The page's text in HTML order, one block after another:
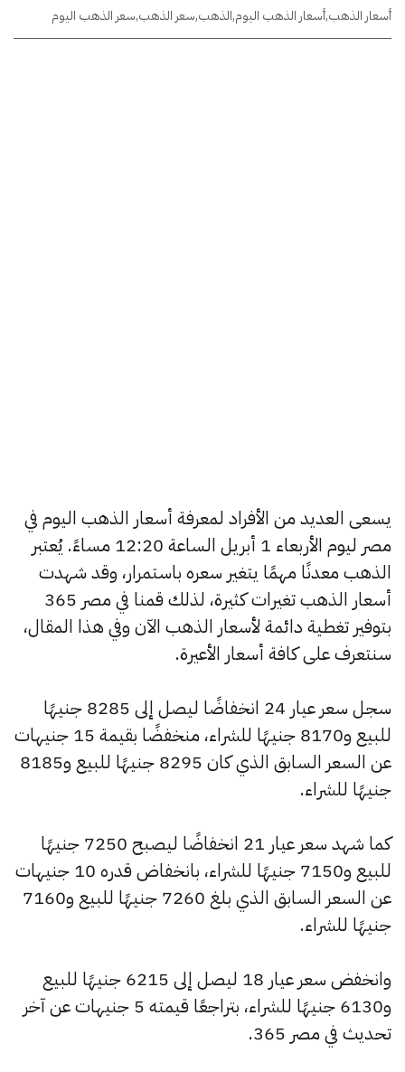
أسعار الذهب,أسعار الذهب اليوم,الذهب,سعر الذهب,سعر الذهب اليوم
يسعى العديد من الأفراد لمعرفة أسعار الذهب اليوم في
مصر ليوم الأربعاء 1 أبريل الساعة 12:20 مساءً. يُعتبر
الذهب معدنًا مهمًا يتغير سعره باستمرار، وقد شهدت
أسعار الذهب تغيرات كثيرة، لذلك قمنا في مصر 365
بتوفير تغطية دائمة لأسعار الذهب الآن وفي هذا المقال،
سنتعرف على كافة أسعار الأعيرة.
سجل سعر عيار 24 انخفاضًا ليصل إلى 8285 جنيهًا
للبيع و8170 جنيهًا للشراء، منخفضًا بقيمة 15 جنيهات
عن السعر السابق الذي كان 8295 جنيهًا للبيع و8185
جنيهًا للشراء.
كما شهد سعر عيار 21 انخفاضًا ليصبح 7250 جنيهًا
للبيع و7150 جنيهًا للشراء، بانخفاض قدره 10 جنيهات
عن السعر السابق الذي بلغ 7260 جنيهًا للبيع و7160
جنيهًا للشراء.
وانخفض سعر عيار 18 ليصل إلى 6215 جنيهًا للبيع
و6130 جنيهًا للشراء، بتراجعًا قيمته 5 جنيهات عن آخر
تحديث في مصر 365.